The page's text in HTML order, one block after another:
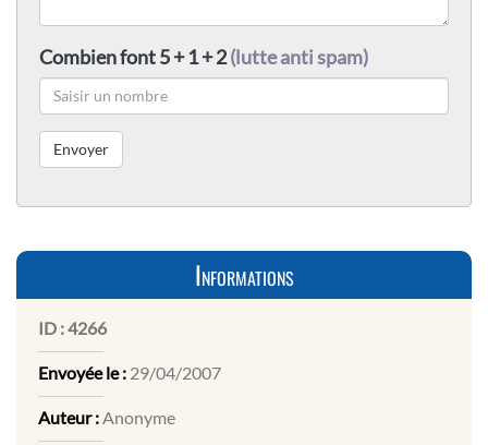
Combien font 5 + 1 + 2(lutte anti spam)
Informations
ID :4266
Envoyée le : 29/04/2007
Auteur :Anonyme